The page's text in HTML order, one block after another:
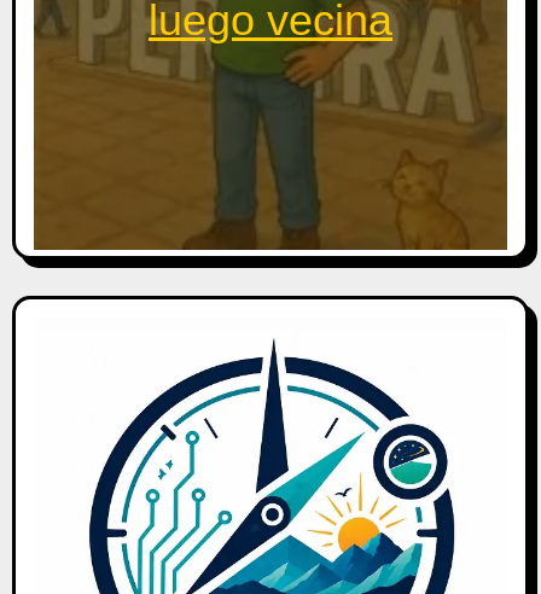
luego vecina